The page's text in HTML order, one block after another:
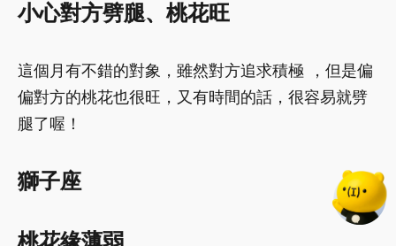
小心對方劈腿、桃花旺
這個月有不錯的對象，雖然對方追求積極 ，但是偏
偏對方的桃花也很旺，又有時間的話，很容易就劈
腿了喔！
獅子座